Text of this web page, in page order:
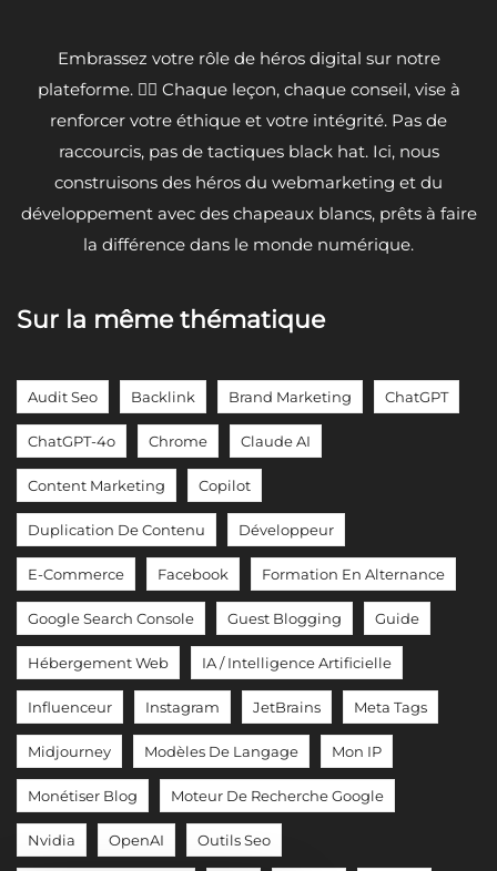
Embrassez votre rôle de héros digital sur notre
plateforme. 🦸‍♂️ Chaque leçon, chaque conseil, vise à
renforcer votre éthique et votre intégrité. Pas de
raccourcis, pas de tactiques black hat. Ici, nous
construisons des héros du webmarketing et du
développement avec des chapeaux blancs, prêts à faire
la différence dans le monde numérique.
Sur la même thématique
Audit Seo Backlink Brand Marketing ChatGPT
ChatGPT-4o Chrome Claude AI
Content Marketing Copilot
Duplication De Contenu Développeur
E-Commerce Facebook Formation En Alternance
Google Search Console Guest Blogging Guide
Hébergement Web IA / Intelligence Artificielle
Influenceur Instagram JetBrains Meta Tags
Midjourney Modèles De Langage Mon IP
Monétiser Blog Moteur De Recherche Google
Nvidia OpenAI Outils Seo